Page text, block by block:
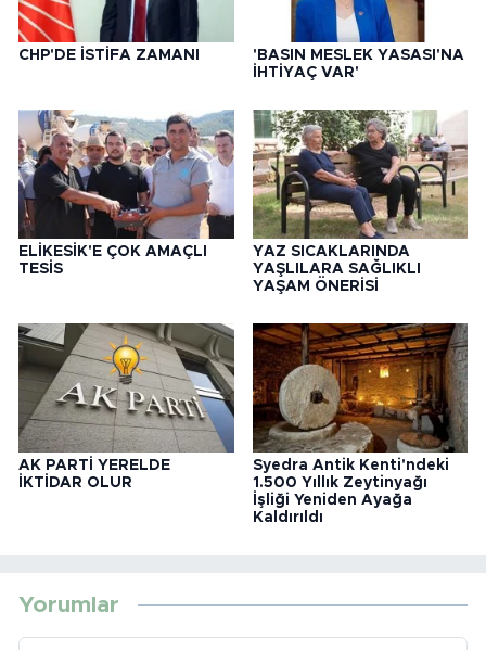
CHP'DE İSTİFA ZAMANI
'BASIN MESLEK YASASI'NA
İHTİYAÇ VAR'
ELİKESİK'E ÇOK AMAÇLI
TESİS
YAZ SICAKLARINDA
YAŞLILARA SAĞLIKLI
YAŞAM ÖNERİSİ
AK PARTİ YERELDE
İKTİDAR OLUR
Syedra Antik Kenti'ndeki
1.500 Yıllık Zeytinyağı
İşliği Yeniden Ayağa
Kaldırıldı
Yorumlar